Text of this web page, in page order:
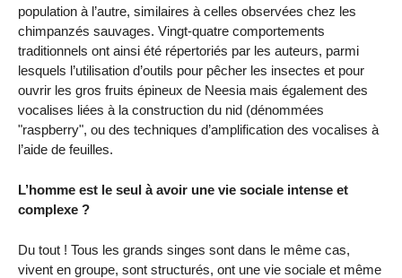
population à l’autre, similaires à celles observées chez les
chimpanzés sauvages. Vingt-quatre comportements
traditionnels ont ainsi été répertoriés par les auteurs, parmi
lesquels l’utilisation d’outils pour pêcher les insectes et pour
ouvrir les gros fruits épineux de Neesia mais également des
vocalises liées à la construction du nid (dénommées
"raspberry", ou des techniques d’amplification des vocalises à
l’aide de feuilles.
L’homme est le seul à avoir une vie sociale intense et
complexe ?
Du tout ! Tous les grands singes sont dans le même cas,
vivent en groupe, sont structurés, ont une vie sociale et même